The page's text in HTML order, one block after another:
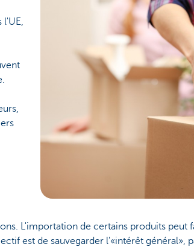
l'UE,
L'importation de certains produits
est de sauvegarder l'«intérêt général»,